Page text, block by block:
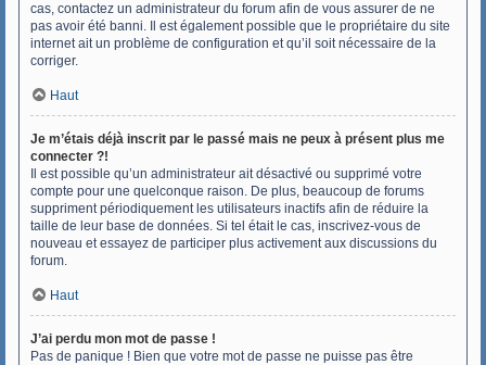
cas, contactez un administrateur du forum afin de vous assurer de ne
pas avoir été banni. Il est également possible que le propriétaire du site
internet ait un problème de configuration et qu’il soit nécessaire de la
corriger.
Haut
Je m’étais déjà inscrit par le passé mais ne peux à présent plus me
connecter ?!
Il est possible qu’un administrateur ait désactivé ou supprimé votre
compte pour une quelconque raison. De plus, beaucoup de forums
suppriment périodiquement les utilisateurs inactifs afin de réduire la
taille de leur base de données. Si tel était le cas, inscrivez-vous de
nouveau et essayez de participer plus activement aux discussions du
forum.
Haut
J’ai perdu mon mot de passe !
Pas de panique ! Bien que votre mot de passe ne puisse pas être